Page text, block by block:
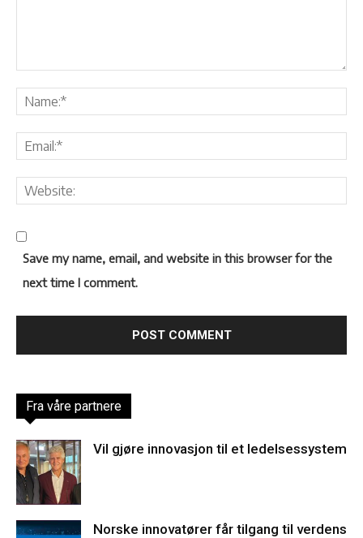
Save my name, email, and website in this browser for the
next time I comment.
Fra våre partnere
Vil gjøre innovasjon til et ledelsessystem
Norske innovatører får tilgang til verdens